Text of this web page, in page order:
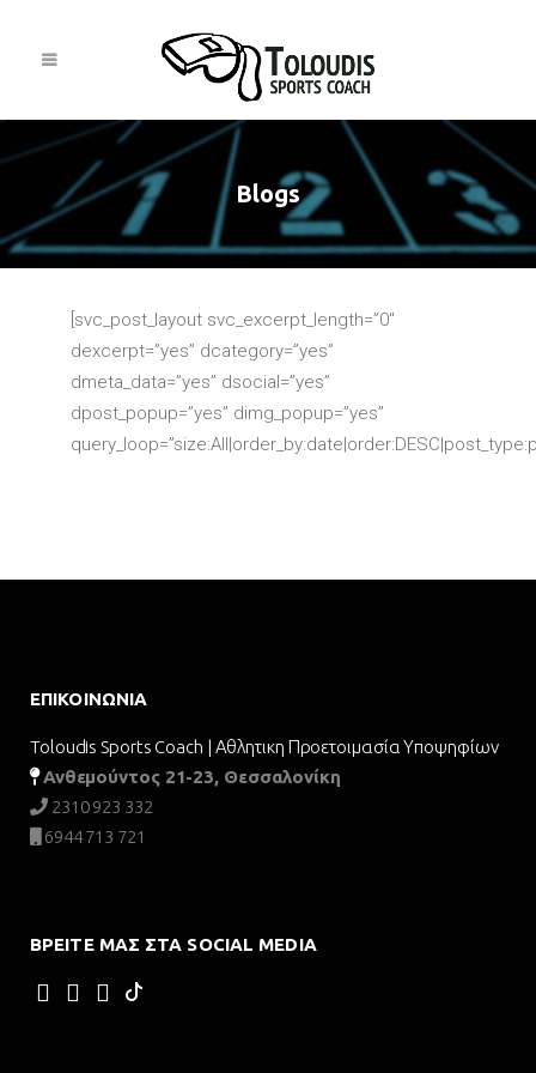
Blogs
[svc_post_layout svc_excerpt_length=”0″
dexcerpt=”yes” dcategory=”yes”
dmeta_data=”yes” dsocial=”yes”
dpost_popup=”yes” dimg_popup=”yes”
ΕΠΙΚΟΙΝΩΝΊΑ
Toloudis Sports Coach | Αθλητικη Προετοιμασία Υποψηφίων
Ανθεμούντος 21-23, Θεσσαλονίκη
2310 923 332
6944 713 721
ΒΡΕΊΤΕ ΜΑΣ ΣΤΑ SOCIAL MEDIA